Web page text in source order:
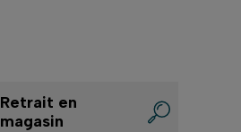
Retrait en
magasin